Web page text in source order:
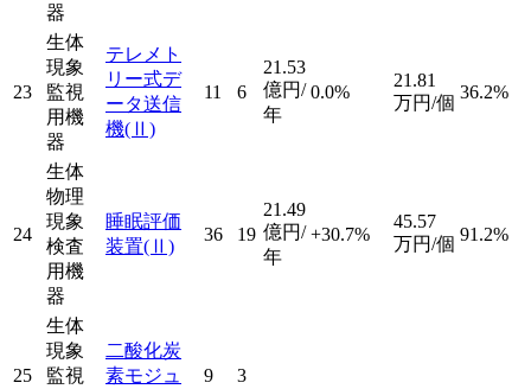
器
23
生体
現象
監視
用機
器
テレメト
リー式デ
ータ送信
機(Ⅱ)
11 6
21.53
億円/
年
0.0%
21.81
万円/個
36.2%
24
生体
物理
現象
検査
用機
器
睡眠評価
装置(Ⅱ)
36 19
21.49
億円/
年
+30.7%
45.57
万円/個 91.2%
25
生体
現象
監視
二酸化炭
素モジュ
9 3